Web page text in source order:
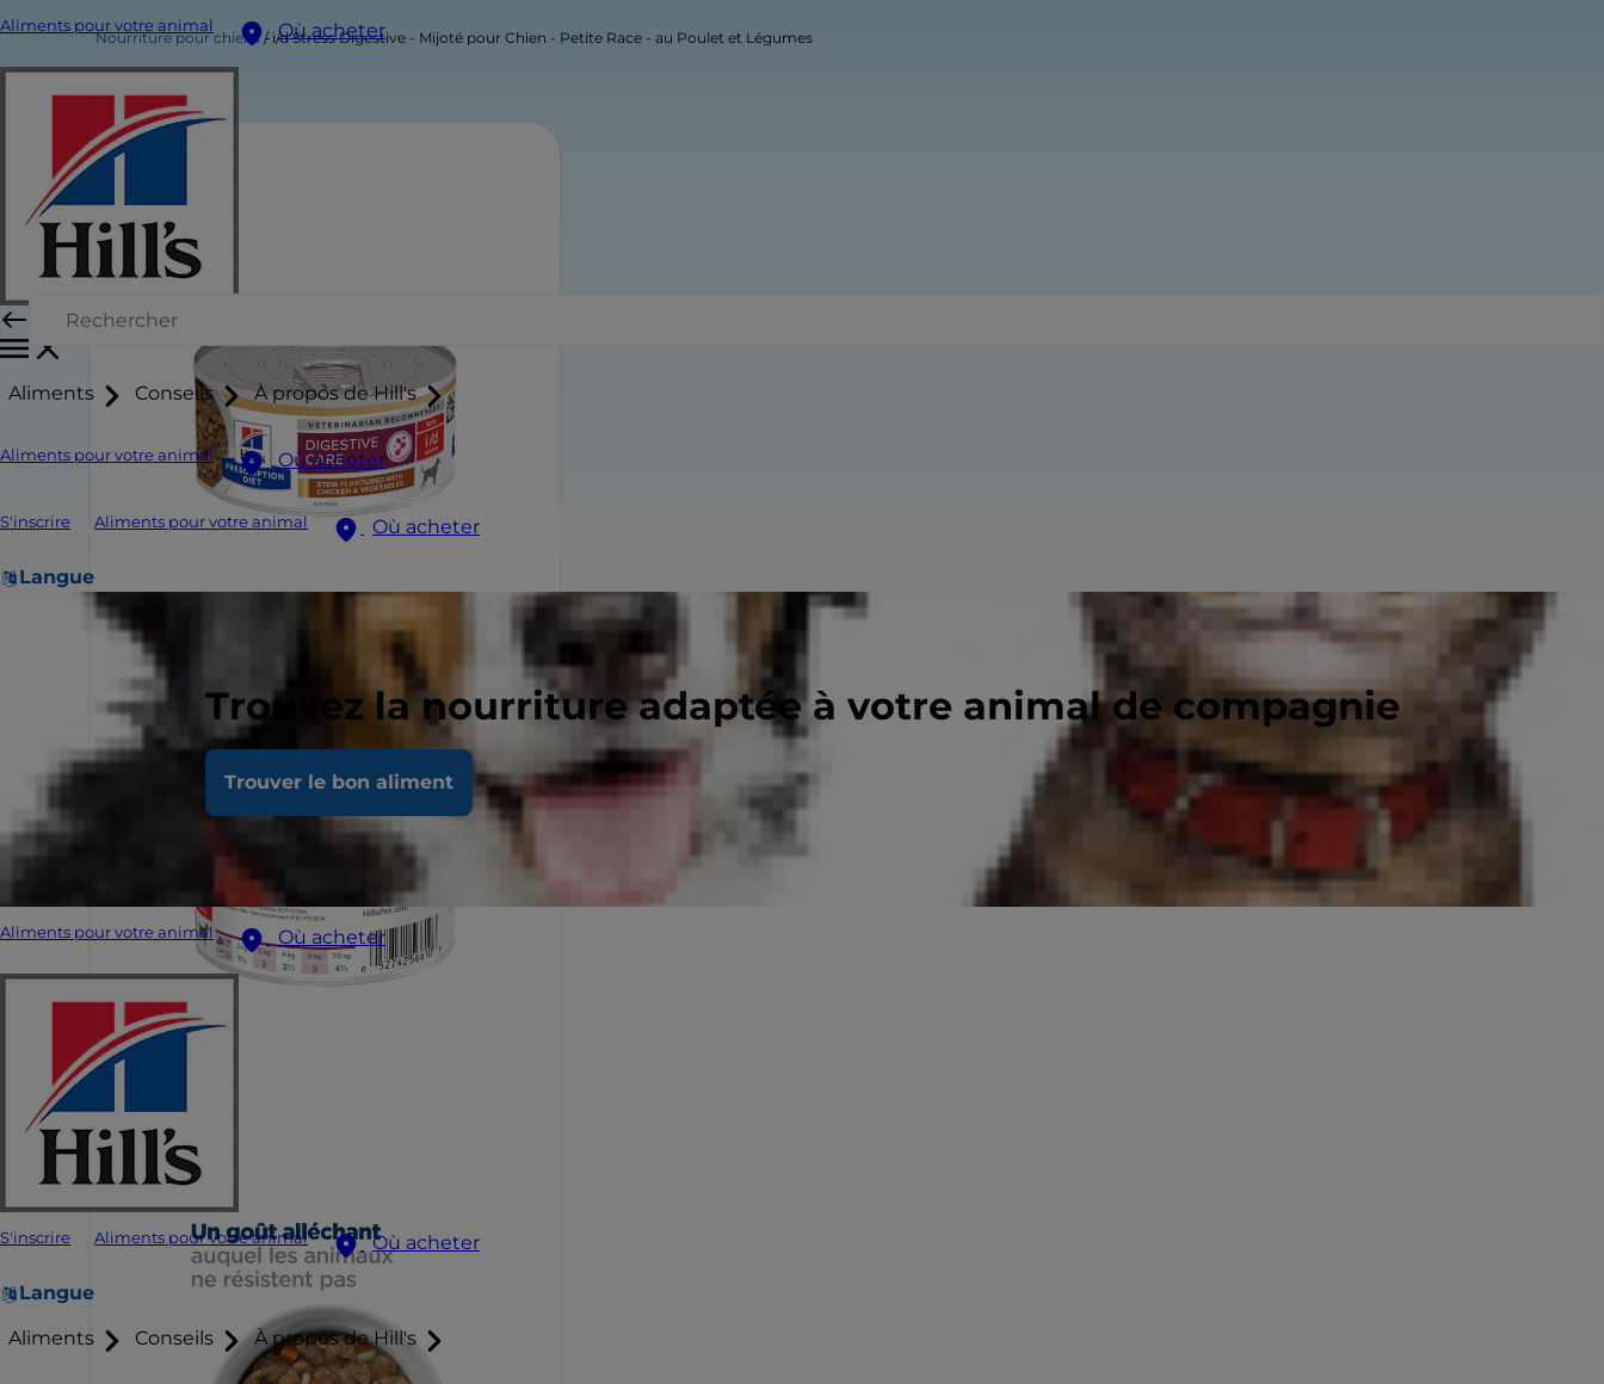
Aliments pour votre animal Où acheter
Aliments Conseils À propos de Hill's
Aliments pour votre animal Où acheter
S'inscrire Aliments pour votre animal Où acheter
Langue
Trouvez la nourriture adaptée à votre animal de compagnie
Trouver le bon aliment
Aliments pour votre animal Où acheter
S'inscrire Aliments pour votre animal Où acheter
Langue
Aliments Conseils À propos de Hill's
Nourriture pour chiens i/d Stress Digestive - Mijoté pour Chien - Petite Race - au Poulet et Légumes